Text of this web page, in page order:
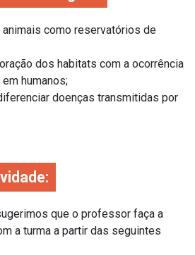
como reservatórios de
dos habitats com a ocorrência
humanos;
doenças transmitidas por
que o professor faça a
a turma a partir das seguintes